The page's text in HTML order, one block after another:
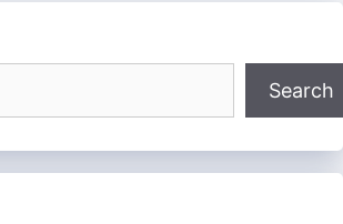
Search